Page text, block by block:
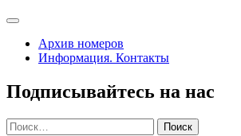
Архив номеров
Информация. Контакты
Подписывайтесь на нас
Найти: